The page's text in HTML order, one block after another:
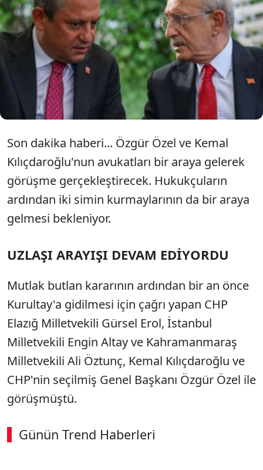
Son dakika haberi... Özgür Özel ve
Kemal Kılıçdaroğlu'nun avukatları bir
araya gelerek görüşme
gerçekleştirecek.
Son dakika haberi... Özgür Özel ve Kemal
Kılıçdaroğlu'nun avukatları bir araya gelerek
görüşme gerçekleştirecek. Hukukçuların
ardından iki simin kurmaylarının da bir araya
gelmesi bekleniyor.
UZLAŞI ARAYIŞI DEVAM EDİYORDU
Mutlak butlan kararının ardından bir an önce
Kurultay'a gidilmesi için çağrı yapan CHP
Elazığ Milletvekili Gürsel Erol, İstanbul
Milletvekili Engin Altay ve Kahramanmaraş
Milletvekili Ali Öztunç, Kemal Kılıçdaroğlu ve
CHP'nin seçilmiş Genel Başkanı Özgür Özel ile
görüşmüştü.
Günün Trend Haberleri
00:01 / 08:43